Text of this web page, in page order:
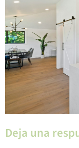
Deja una